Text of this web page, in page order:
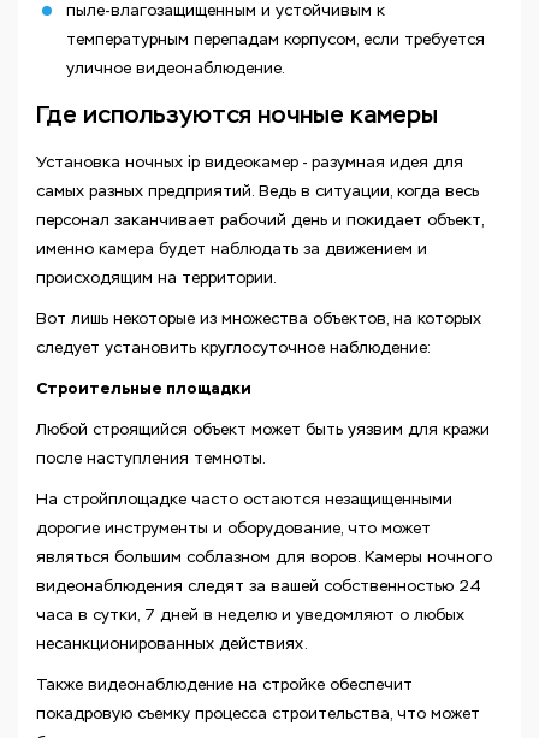
пыле-влагозащищенным и устойчивым к
температурным перепадам корпусом, если требуется
уличное видеонаблюдение.
Где используются ночные камеры
Установка ночных ip видеокамер - разумная идея для
самых разных предприятий. Ведь в ситуации, когда весь
персонал заканчивает рабочий день и покидает объект,
именно камера будет наблюдать за движением и
происходящим на территории.
Вот лишь некоторые из множества объектов, на которых
следует установить круглосуточное наблюдение:
Строительные площадки
Любой строящийся объект может быть уязвим для кражи
после наступления темноты.
На стройплощадке часто остаются незащищенными
дорогие инструменты и оборудование, что может
являться большим соблазном для воров. Камеры ночного
видеонаблюдения следят за вашей собственностью 24
часа в сутки, 7 дней в неделю и уведомляют о любых
несанкционированных действиях.
Также видеонаблюдение на стройке обеспечит
покадровую съемку процесса строительства, что может